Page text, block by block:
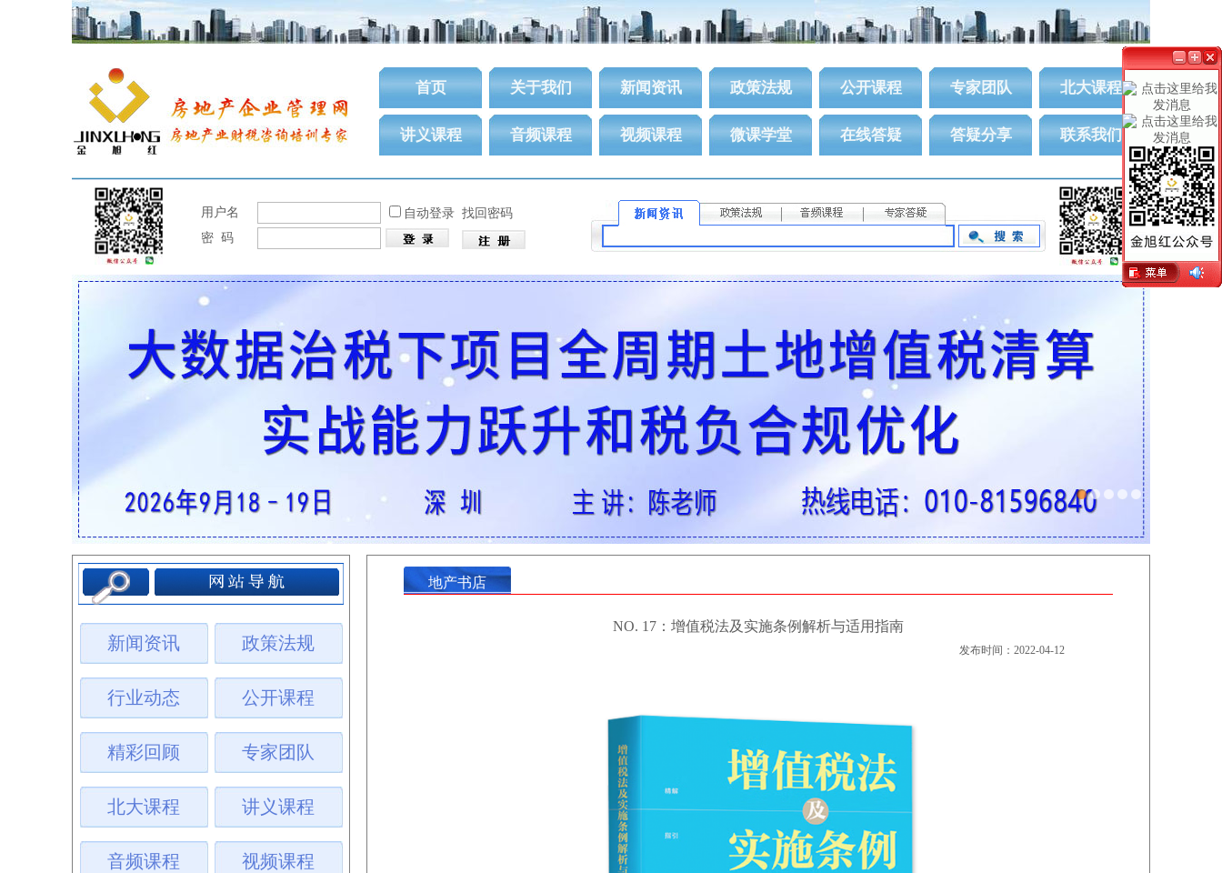
首页 关于我们 新闻资讯 政策法规 公开课程 专家团队 北大课程
讲义课程 音频课程 视频课程 微课学堂 在线答疑 答疑分享 联系我们
用户名 自动登录 找回密码
密 码
新闻资讯 政策法规
行业动态 公开课程
精彩回顾 专家团队
北大课程 讲义课程
音频课程 视频课程
地产书店
NO. 17：增值税法及实施条例解析与适用指南
发布时间：2022-04-12